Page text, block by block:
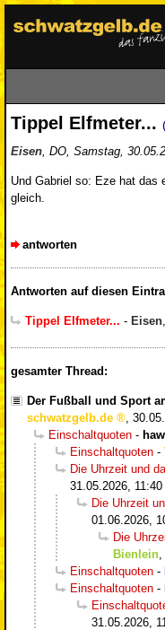
Tippel Elfmeter...
Eisen, DO, Samstag,
Und Gabriel so: Eze hat das
gleich.
antworten
Antworten auf diesen
Tippel Elfmeter... - Eisen,
gesamter Thread:
Der Fußball und Sport
schwatzgelb.de
Einschaltquoten -
Einschaltquoten -
Die Uhrzeit und
31.05.2026, 11:40
Die Uhrzeit
01.06.2026,
Die
Bienlein
Einschaltquoten -
Einschaltquoten -
31.05.2026,